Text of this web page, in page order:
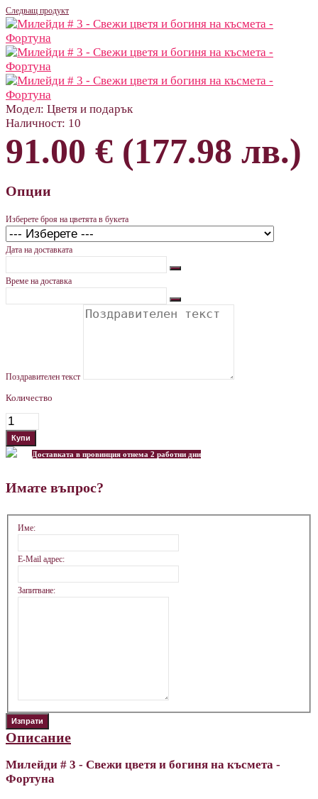
Следващ продукт
Модел: Цветя и подарък
Наличност: 10
91.00 € (177.98 лв.)
Опции
Изберете броя на цветята в букета
Дата на доставката
Време на доставка
Поздравителен текст
Количество
Доставката в провинция отнема 2 работни дни
Имате въпрос?
Име:
E-Mail адрес:
Запитване:
Описание
Милейди # 3 - Свежи цветя и богиня на късмета -
Фортуна